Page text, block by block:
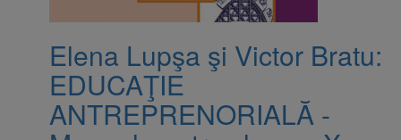
Elena Lupşa şi Victor Bratu:
EDUCAŢIE
ANTREPRENORIALĂ -